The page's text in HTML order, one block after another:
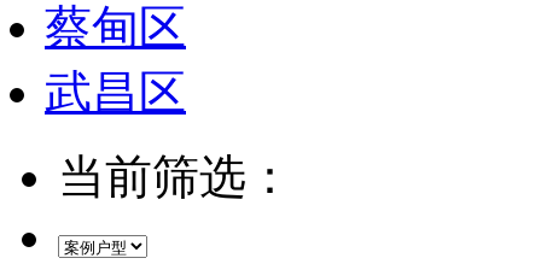
蔡甸区
武昌区
当前筛选：